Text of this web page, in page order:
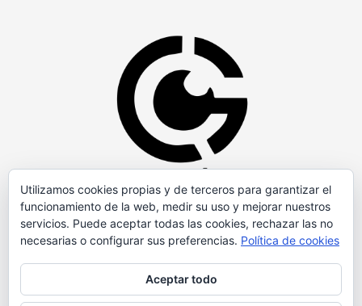
Utilizamos cookies propias y de terceros para garantizar el
funcionamiento de la web, medir su uso y mejorar nuestros
servicios. Puede aceptar todas las cookies, rechazar las no
necesarias o configurar sus preferencias. Política de cookies
Aceptar todo